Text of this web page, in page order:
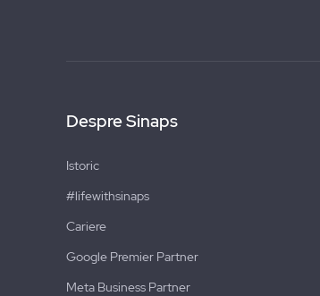
Despre Sinaps
Istoric
#lifewithsinaps
Cariere
Google Premier Partner
Meta Business Partner